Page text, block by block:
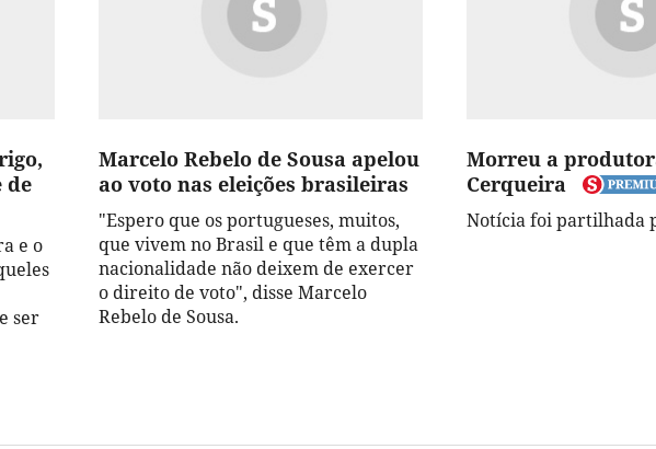
de
e o
ser
Marcelo Rebelo de Sousa apelou
ao voto nas eleições brasileiras
"Espero que os portugueses, muitos,
que vivem no Brasil e que têm a dupla
nacionalidade não deixem de exercer
o direito de voto", disse Marcelo
Rebelo de Sousa.
Morreu a
Cerqueira
Notícia foi partilhada